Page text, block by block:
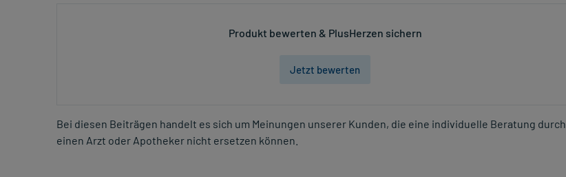
Produkt bewerten & PlusHerzen sichern
Jetzt bewerten
Bei diesen Beiträgen handelt es sich um Meinungen unserer Kunden, die eine individuelle Beratung durch
einen Arzt oder Apotheker nicht ersetzen können.